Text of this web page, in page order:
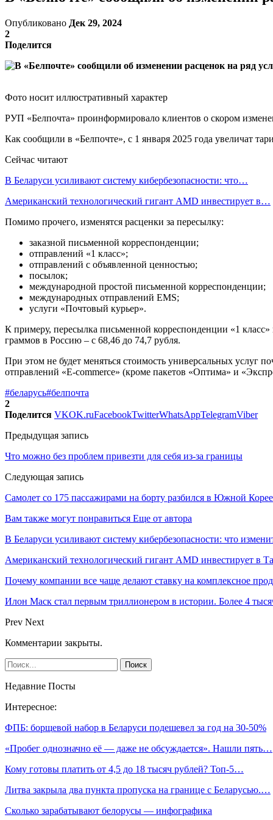
Опубликовано Дек 29, 2024
2
Поделится
Фото носит иллюстративный характер
РУП «Белпочта» проинформировало клиентов о скором
Как сообщили в «Белпочте», с 1 января 2025 года увеличат
Сейчас читают
В Беларуси усиливают систему кибербезопасности: что…
Американский технологический гигант AMD инвестирует в…
Помимо прочего, изменятся расценки за пересылку:
заказной письменной корреспонденции;
отправлений «1 класс»;
отправлений с объявленной ценностью;
посылок;
международной простой письменной корреспонденции;
международных отправлений ЕМS;
услуги «Почтовый курьер».
К примеру, пересылка письменной корреспонденции «1
граммов в Россию – с 68,46 до 74,7 рубля.
При этом не будет меняться стоимость универсальных услуг
отправлений «E-commerce» (кроме пакетов «Оптима» и
#беларусь#белпочта
2
Поделится VKOK.ruFacebookTwitterWhatsAppTelegramViber
Предыдущая запись
Что можно без проблем привезти для себя из-за границы
Следующая запись
Самолет со 175 пассажирами на борту разбился в Южной
Вам также могут понравиться Еще от автора
В Беларуси усиливают систему кибербезопасности: что
Американский технологический гигант AMD инвестирует в
Почему компании все чаще делают ставку на комплексное
Илон Маск стал первым триллионером в истории. Более 4
Prev Next
Комментарии закрыты.
Недавние Посты
Интересное:
ФПБ: борщевой набор в Беларуси подешевел за год на 30-50%
«Пробег однозначно её — даже не обсуждается». Нашли пять…
Кому готовы платить от 4,5 до 18 тысяч рублей? Топ-5…
Литва закрыла два пункта пропуска на границе с Беларусью.…
Сколько зарабатывают белорусы — инфографика